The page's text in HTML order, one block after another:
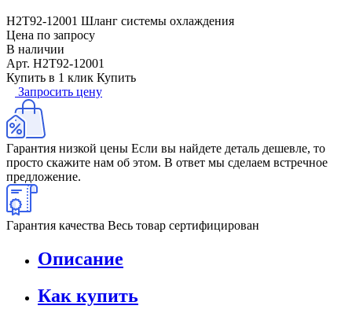
H2T92-12001 Шланг системы охлаждения
Цена по запросу
В наличии
Арт. H2T92-12001
Купить в 1 клик Купить
Запросить цену
Гарантия низкой цены Если вы найдете деталь дешевле, то
просто скажите нам об этом. В ответ мы сделаем встречное
предложение.
Гарантия качества Весь товар сертифицирован
Описание
Как купить